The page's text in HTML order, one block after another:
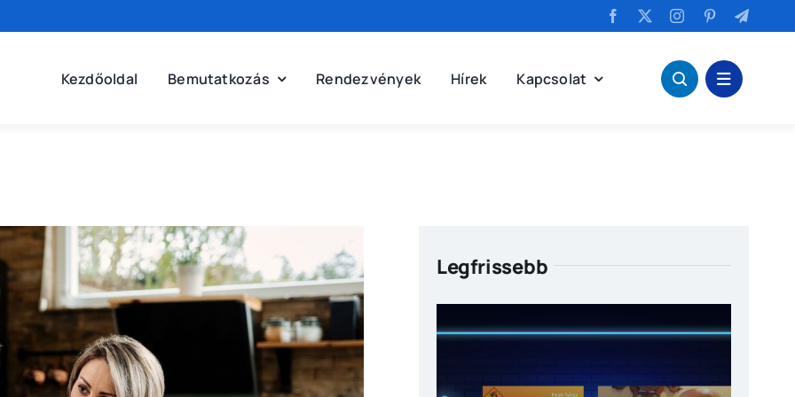
Kezdőoldal Bemutatkozás Rendezvények Hírek Kapcsolat
Legfrissebb